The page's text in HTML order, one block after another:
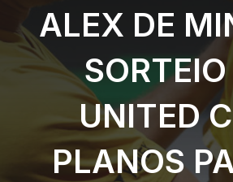
ALEX DE
UNITED
PLANOS